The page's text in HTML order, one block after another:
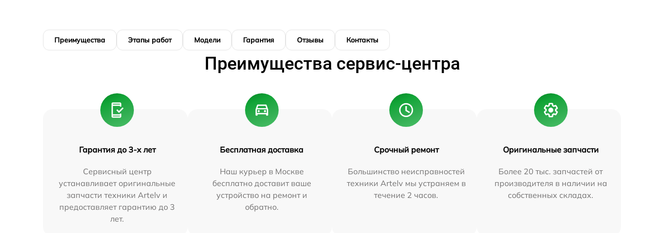
Преимущества Этапы работ Модели Гарантия Отзывы Контакты
Преимущества сервис-центра
Гарантия до 3-х лет
Сервисный центр
устанавливает оригинальные
запчасти техники Artelv и
предоставляет гарантию до 3
лет.
Бесплатная доставка
Наш курьер в Москве
бесплатно доставит ваше
устройство на ремонт и
обратно.
Срочный ремонт
Большинство неисправностей
техники Artelv мы устраняем в
течение 2 часов.
Оригинальные запчасти
Более 20 тыс. запчастей от
производителя в наличии на
собственных складах.